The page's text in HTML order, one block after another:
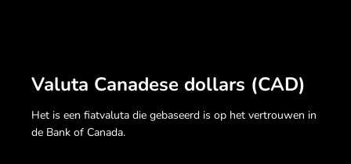
Valuta Canadese dollars (CAD)
Het is een fiatvaluta die gebaseerd is op het vertrouwen in
de Bank of Canada.